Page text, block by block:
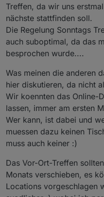
Treffen, da wir uns
nächste stattfinden soll.
Die Regelung Sonntags
auch suboptimal, da das
besprochen wurde....
Was meinen die anderen
hier diskutieren, da nicht
Wir koennten das Online-
lassen, immer am ersten
Wer kann, ist dabei und
muessen dazu keinen
muss auch keiner :)
Das Vor-Ort-Treffen
Monats verschieben, es
Locations vorgeschlagen